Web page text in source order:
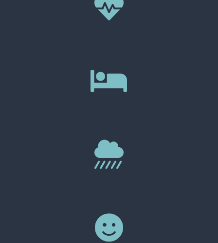



